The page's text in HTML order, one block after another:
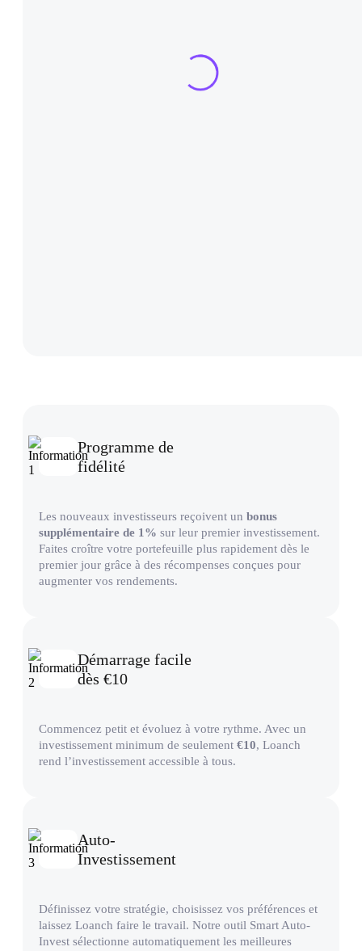
Programme de
fidélité
Les nouveaux investisseurs reçoivent un bonus
supplémentaire de 1% sur leur premier investissement.
Faites croître votre portefeuille plus rapidement dès le
premier jour grâce à des récompenses conçues pour
augmenter vos rendements.
Démarrage facile
dès €10
Commencez petit et évoluez à votre rythme. Avec un
investissement minimum de seulement €10, Loanch
rend l’investissement accessible à tous.
Auto-
Investissement
Définissez votre stratégie, choisissez vos préférences et
laissez Loanch faire le travail. Notre outil Smart Auto-
Invest sélectionne automatiquement les meilleures